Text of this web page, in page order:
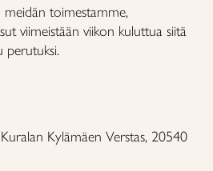
toimestamme,
viimeistään viikon kuluttua siitä
perutuksi.
Kylämäen Verstas, 20540